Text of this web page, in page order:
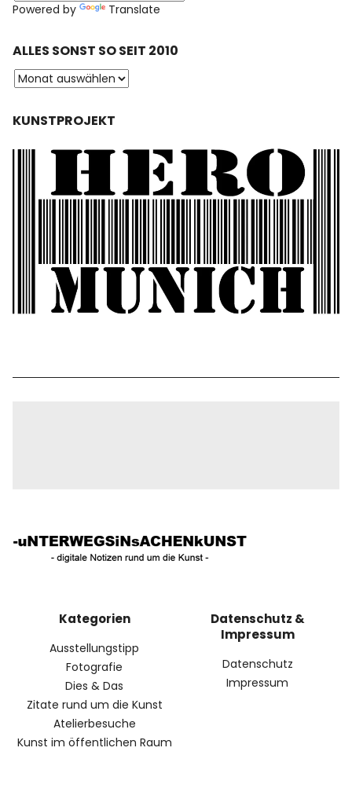
Powered by Translate
ALLES SONST SO SEIT 2010
KUNSTPROJEKT
Kategorien
Ausstellungstipp
Fotografie
Dies & Das
Zitate rund um die Kunst
Atelierbesuche
Kunst im öffentlichen Raum
Datenschutz &
Impressum
Datenschutz
Impressum